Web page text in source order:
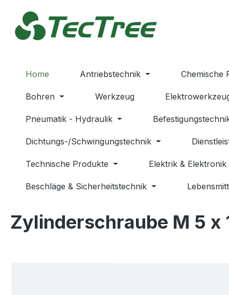
Hauptinhalt springen
Zur Suche springen
Zur Hauptnavigation springen
Home Antriebstechnik Chemische
Bohren Werkzeug
Pneumatik - Hydraulik
Dichtungs-/Schwingungstechnik
Technische Produkte Elektrik & Elektronik
Beschläge & Sicherheitstechnik
Zylinderschraube M 5 x